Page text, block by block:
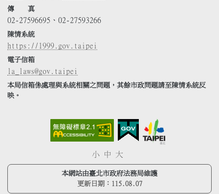
傳 真
02-27596695、02-27593266
陳情系統
https://1999.gov.taipei
電子信箱
la_laws@gov.taipei
本局信箱係處理與系統相關之問題，其餘市政問題請至陳情系統反
映。
小 中 大
本網站由臺北市政府法務局維護
更新日期： 115.08.07